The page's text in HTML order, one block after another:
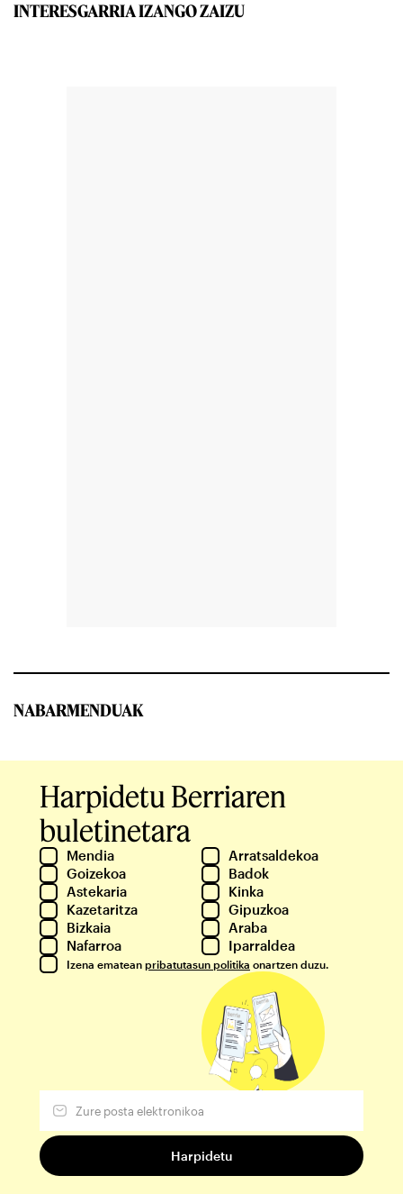
INTERESGARRIA IZANGO ZAIZU
NABARMENDUAK
Harpidetu Berriaren
buletinetara
Mendia
Arratsaldekoa
Goizekoa
Badok
Astekaria
Kinka
Kazetaritza
Gipuzkoa
Bizkaia
Araba
Nafarroa
Iparraldea
Izena ematean pribatutasun politika onartzen duzu.